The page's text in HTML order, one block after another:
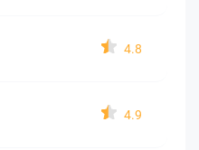
4.8
4.9